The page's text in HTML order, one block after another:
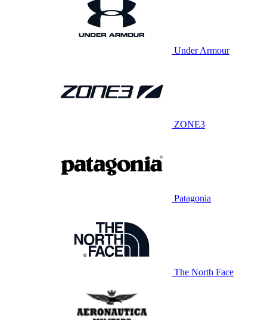
Under Armour
ZONE3
Patagonia
The North Face